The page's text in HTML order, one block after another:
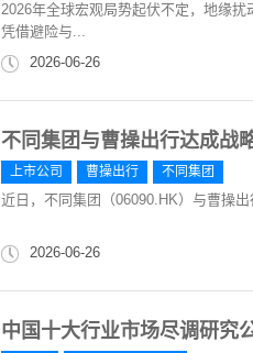
2026年全球宏观局势起伏不定，地缘
凭借避险与...
2026-06-26
不同集团与曹操出行达成战
上市公司 曹操出行 不同集团
近日，不同集团（06090.HK）与曹操
2026-06-26
中国十大行业市场尽调研究